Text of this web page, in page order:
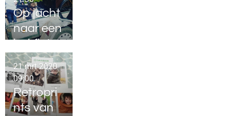
Op jacht
naar een
bakfiets
Retropri
nts van
21 mrt 2020
09:00